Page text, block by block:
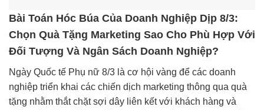
Bài Toán Hóc Búa Của Doanh Nghiệp Dịp 8/3:
Chọn Quà Tặng Marketing Sao Cho Phù Hợp Với
Đối Tượng Và Ngân Sách Doanh Nghiệp?
Ngày Quốc tế Phụ nữ 8/3 là cơ hội vàng để các doanh
nghiệp triển khai các chiến dịch marketing thông qua quà
tặng nhằm thắt chặt sợi dây liên kết với khách hàng và